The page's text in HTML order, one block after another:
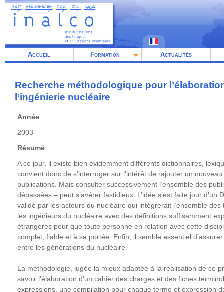
Aller
contenu
Accueil Formation Actualités
Recherche méthodologique pour
l’ingénierie nucléaire
Année
2003
Résumé
A ce jour, il existe bien évidemment différents dictionnaires,
convient donc de s’interroger sur l’intérêt de rajouter un
publications. Mais consulter successivement l’ensemble des
dépassées – peut s’avérer fastidieux. L’idée s’est faite jour
validé par les acteurs du nucléaire qui intégrerait l’ensemble
les ingénieurs du nucléaire avec des définitions suffisamment
étrangères pour que toute personne en relation avec cette
complet, fiable et à sa portée. Enfin, il semble essentiel
entre les générations du nucléaire.
La méthodologie, jugée la mieux adaptée à la réalisation de ce
savoir l’élaboration d’un cahier des charges et des fiches
expressions, une compilation pour chaque terme et expression